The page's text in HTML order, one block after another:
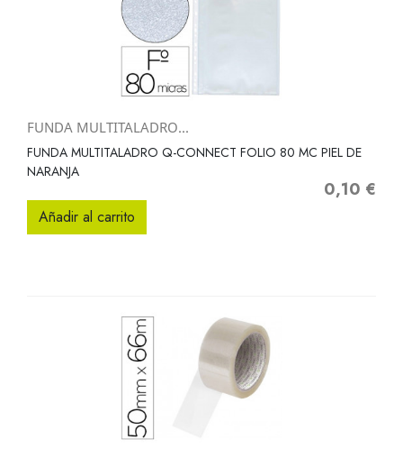
FUNDA MULTITALADRO...
FUNDA MULTITALADRO Q-CONNECT FOLIO 80 MC PIEL DE
NARANJA
Precio
0,10 €
Añadir al carrito